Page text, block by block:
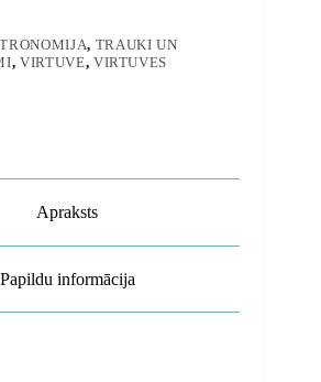
, TRAUKI UN
,VIRTUVE, VIRTUVES
Apraksts
Papildu informācija